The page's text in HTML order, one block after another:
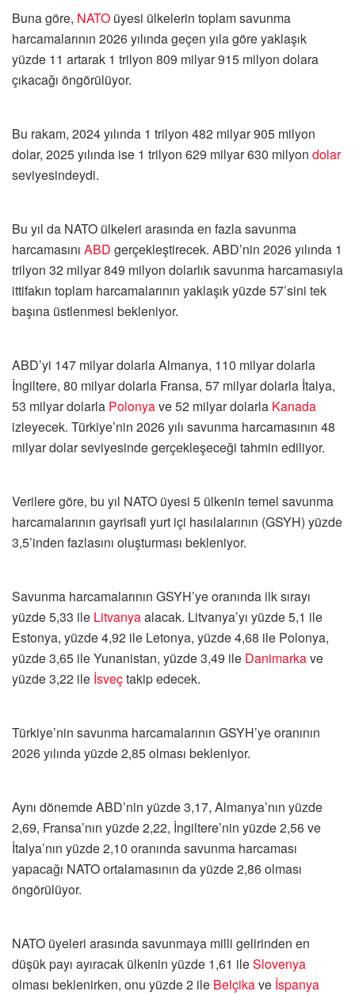
Buna göre, NATO üyesi ülkelerin toplam savunma
harcamalarının 2026 yılında geçen yıla göre yaklaşık
yüzde 11 artarak 1 trilyon 809 milyar 915 milyon dolara
çıkacağı öngörülüyor.
Bu rakam, 2024 yılında 1 trilyon 482 milyar 905 milyon
dolar, 2025 yılında ise 1 trilyon 629 milyar 630 milyon dolar
seviyesindeydi.
Bu yıl da NATO ülkeleri arasında en fazla savunma
harcamasını ABD gerçekleştirecek. ABD’nin 2026 yılında 1
trilyon 32 milyar 849 milyon dolarlık savunma harcamasıyla
ittifakın toplam harcamalarının yaklaşık yüzde 57’sini tek
başına üstlenmesi bekleniyor.
ABD’yi 147 milyar dolarla Almanya, 110 milyar dolarla
İngiltere, 80 milyar dolarla Fransa, 57 milyar dolarla İtalya,
53 milyar dolarla Polonyave 52 milyar dolarla Kanada
izleyecek. Türkiye’nin 2026 yılı savunma harcamasının 48
milyar dolar seviyesinde gerçekleşeceği tahmin ediliyor.
Verilere göre, bu yıl NATO üyesi 5 ülkenin temel savunma
harcamalarının gayrisafi yurt içi hasılalarının (GSYH) yüzde
3,5’inden fazlasını oluşturması bekleniyor.
Savunma harcamalarının GSYH’ye oranında ilk sırayı
yüzde 5,33 ile Litvanyaalacak. Litvanya’yı yüzde 5,1 ile
Estonya, yüzde 4,92 ile Letonya, yüzde 4,68 ile Polonya,
yüzde 3,65 ile Yunanistan, yüzde 3,49 ile Danimarkave
yüzde 3,22 ile İsveçtakip edecek.
Türkiye’nin savunma harcamalarının GSYH’ye oranının
2026 yılında yüzde 2,85 olması bekleniyor.
Aynı dönemde ABD’nin yüzde 3,17, Almanya’nın yüzde
2,69, Fransa’nın yüzde 2,22, İngiltere’nin yüzde 2,56 ve
İtalya’nın yüzde 2,10 oranında savunma harcaması
yapacağı NATO ortalamasının da yüzde 2,86 olması
öngörülüyor.
NATO üyeleri arasında savunmaya milli gelirinden en
düşük payı ayıracak ülkenin yüzde 1,61 ileSlovenya
olması beklenirken, onu yüzde 2 ile Belçikave İspanya